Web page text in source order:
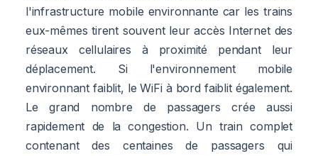
l'infrastructure mobile environnante car les trains
eux-mêmes tirent souvent leur accès Internet des
réseaux cellulaires à proximité pendant leur
déplacement. Si l'environnement mobile
environnant faiblit, le WiFi à bord faiblit également.
Le grand nombre de passagers crée aussi
rapidement de la congestion. Un train complet
contenant des centaines de passagers qui